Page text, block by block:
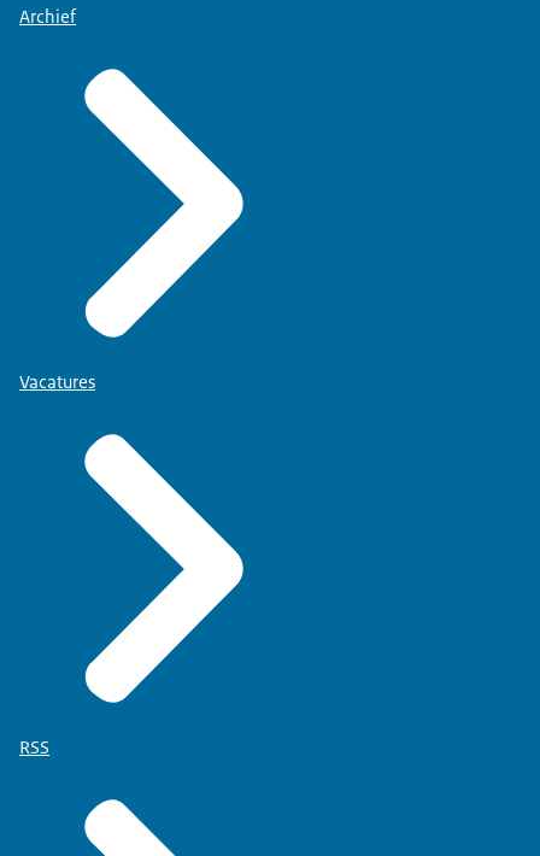
Archief
Vacatures
RSS